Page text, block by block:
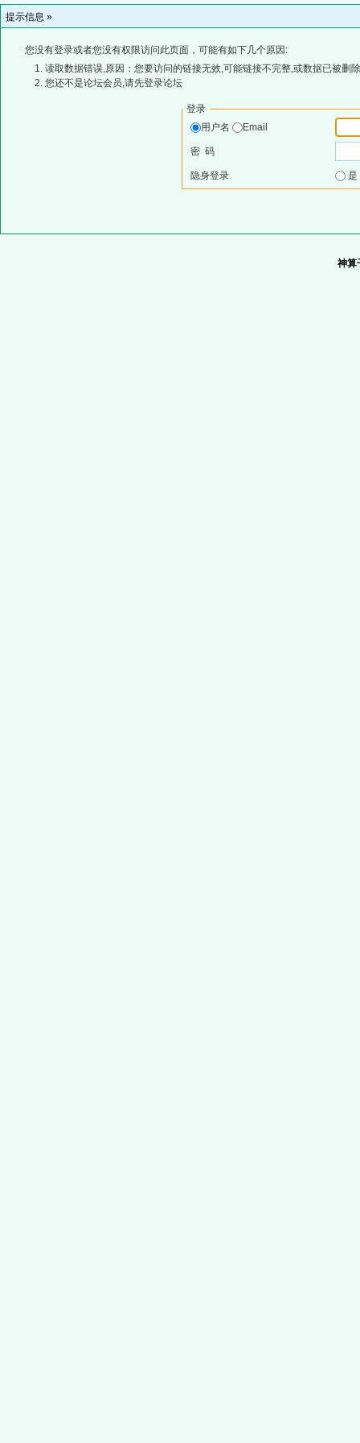
提示信息 »
您没有登录或者您没有权限访问此页面，可能有如下几个原因:
读取数据错误,原因：您要访问的链接无效,可能链接不完整,或数据已被删
您还不是论坛会员,请先登录论坛
登录
用户名
Email
密 码
隐身登录
神算